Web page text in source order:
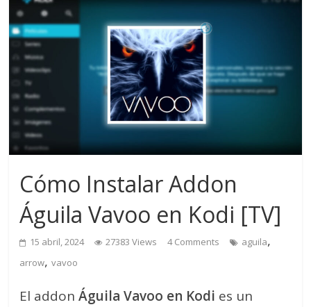
Cómo Instalar Addon
Águila Vavoo en Kodi [TV]
15 abril, 2024 27383 Views 4 Comments aguila,
arrow,vavoo
El addonÁguila Vavoo en Kodi es un